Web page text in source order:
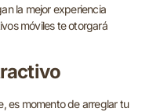
la mejor experiencia
móviles te otorgará
es momento de arreglar tu